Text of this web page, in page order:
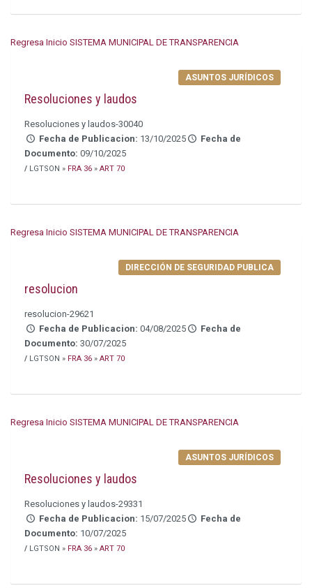
Regresa Inicio SISTEMA MUNICIPAL DE TRANSPARENCIA
ASUNTOS JURÍDICOS
Resoluciones y laudos
Resoluciones y laudos-30040
Fecha de Publicacion: 13/10/2025
Fecha de
Documento: 09/10/2025
/ LGTSON » FRA 36 » ART 70
Regresa Inicio SISTEMA MUNICIPAL DE TRANSPARENCIA
DIRECCIÓN DE SEGURIDAD PUBLICA
resolucion
resolucion-29621
Fecha de Publicacion:04/08/2025
Fecha de
Documento: 30/07/2025
/ LGTSON » FRA 36 » ART 70
Regresa Inicio SISTEMA MUNICIPAL DE TRANSPARENCIA
ASUNTOS JURÍDICOS
Resoluciones y laudos
Resoluciones y laudos-29331
Fecha de Publicacion: 15/07/2025
Fecha de
Documento: 10/07/2025
/ LGTSON » FRA 36 » ART 70